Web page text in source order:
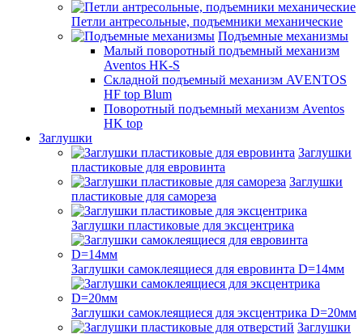
Петли антресольные, подъемники механические
Подъемные механизмы
Малый поворотный подъемный механизм
Aventos HK-S
Складной подъемный механизм AVENTOS
HF top Blum
Поворотный подъемный механизм Aventos
HK top
Заглушки
Заглушки
пластиковые для евровинта
Заглушки
пластиковые для самореза
Заглушки пластиковые для эксцентрика
Заглушки самоклеящиеся для евровинта D=14мм
Заглушки самоклеящиеся для эксцентрика D=20мм
Заглушки